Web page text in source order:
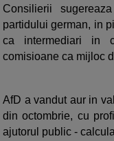
Consilierii
partidului german, in
ca intermediari in
comisioane ca mijloc
AfD a vandut aur in
din octombrie, cu
ajutorul public -